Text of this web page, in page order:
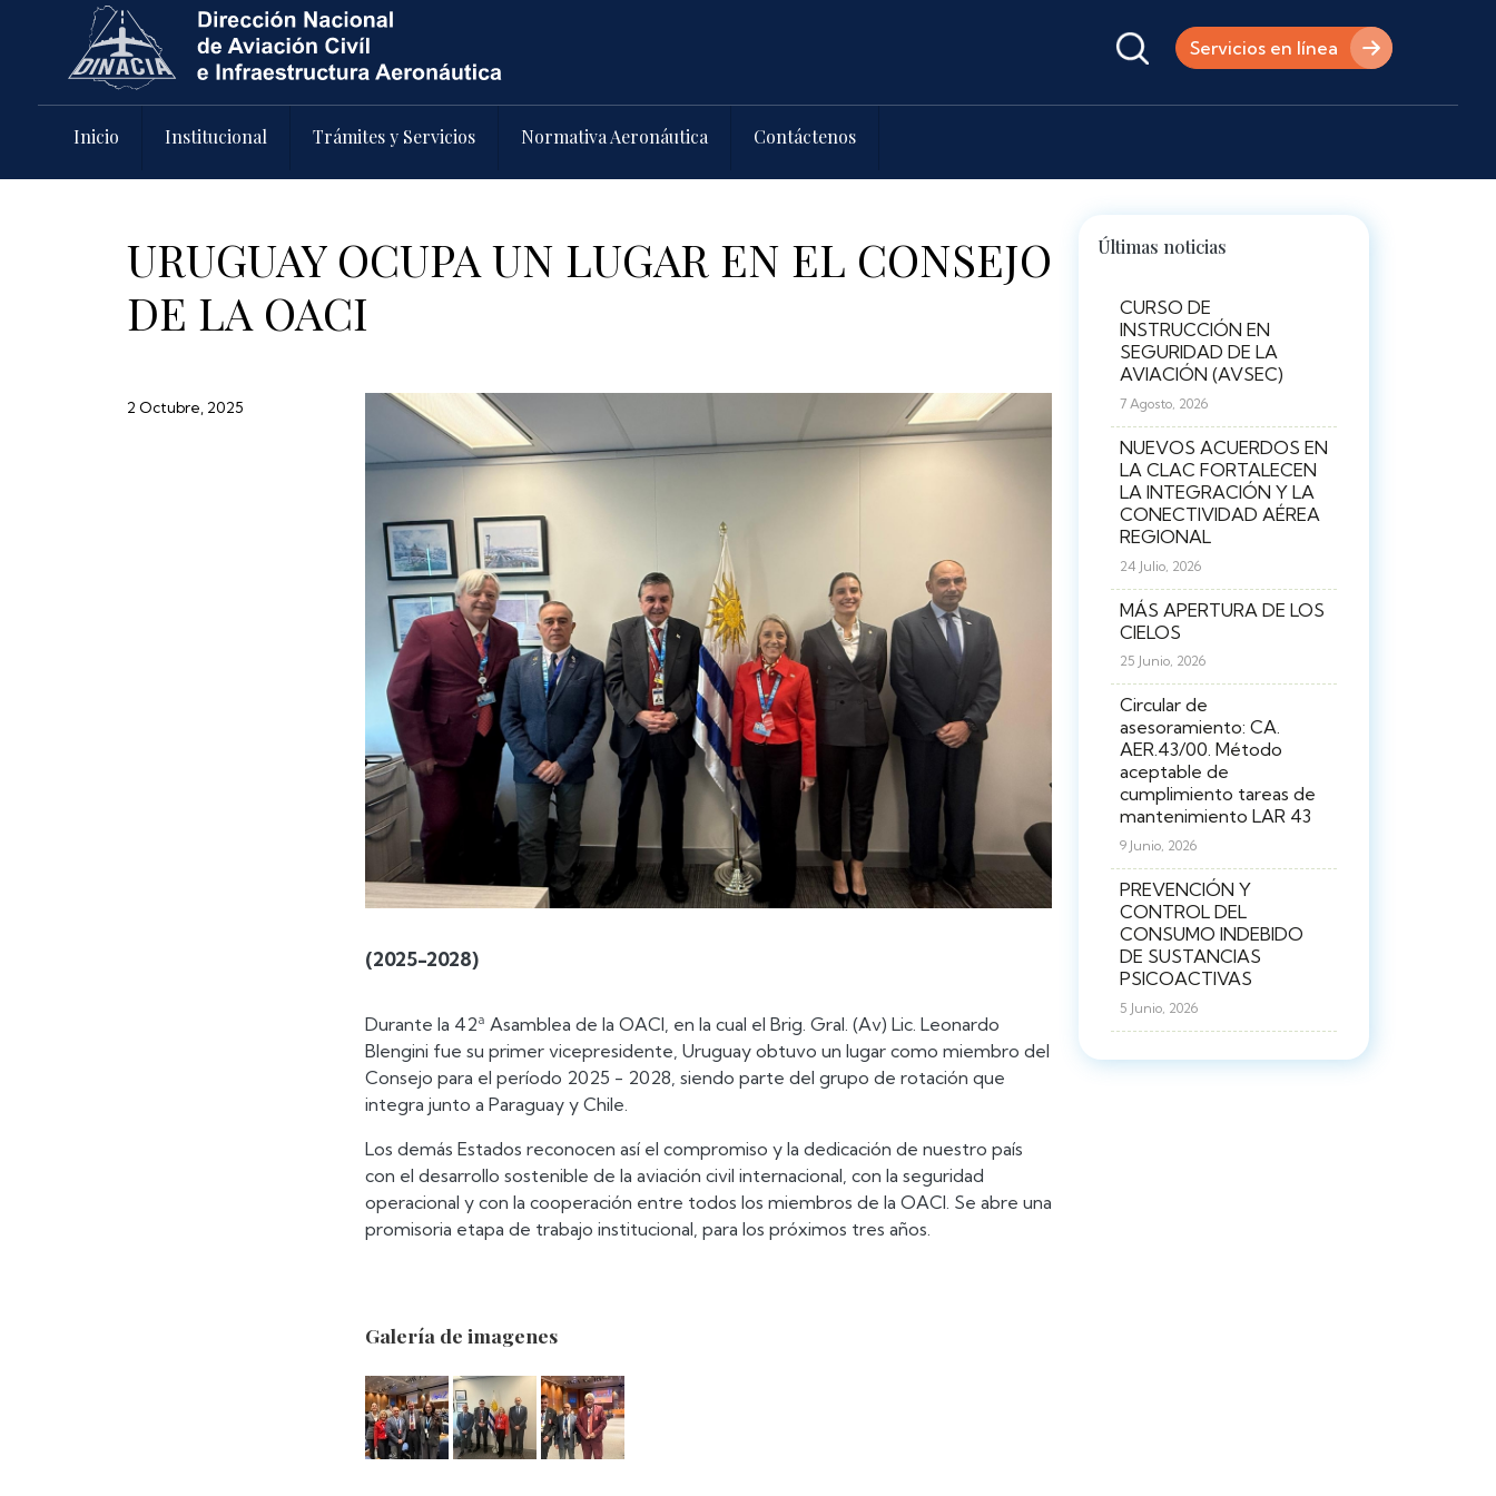
Pasar al contenido principal
Servicios en línea
Inicio Institucional Trámites y Servicios Normativa Aeronáutica Contáctenos
URUGUAY OCUPA UN LUGAR EN EL CONSEJO
DE LA OACI
2 Octubre, 2025
(2025-2028)
Durante la 42ª Asamblea de la OACI, en la cual el Brig. Gral. (Av) Lic. Leonardo
Blengini fue su primer vicepresidente, Uruguay obtuvo un lugar como miembro del
Consejo para el período 2025 - 2028, siendo parte del grupo de rotación que
integra junto a Paraguay y Chile.
Los demás Estados reconocen así el compromiso y la dedicación de nuestro país
con el desarrollo sostenible de la aviación civil internacional, con la seguridad
operacional y con la cooperación entre todos los miembros de la OACI. Se abre una
promisoria etapa de trabajo institucional, para los próximos tres años.
Galería de imagenes
Últimas noticias
CURSO DE
INSTRUCCIÓN EN
SEGURIDAD DE LA
AVIACIÓN (AVSEC)
7 Agosto, 2026
NUEVOS ACUERDOS EN
LA CLAC FORTALECEN
LA INTEGRACIÓN Y LA
CONECTIVIDAD AÉREA
REGIONAL
24 Julio, 2026
MÁS APERTURA DE LOS
CIELOS
25 Junio, 2026
Circular de
asesoramiento: CA.
AER.43/00. Método
aceptable de
cumplimiento tareas de
mantenimiento LAR 43
9 Junio, 2026
PREVENCIÓN Y
CONTROL DEL
CONSUMO INDEBIDO
DE SUSTANCIAS
PSICOACTIVAS
5 Junio, 2026